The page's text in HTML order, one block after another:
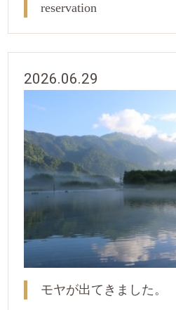
reservation
2026.06.29
モヤが出てきました。